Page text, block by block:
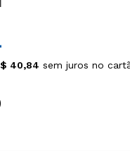
40,84 sem juros no